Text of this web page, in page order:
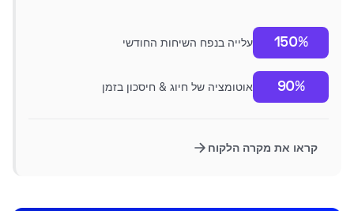
150% עלייה בנפח השיחות החודשי
90% אוטומציה של חיוג & חיסכון בזמן
קראו את מקרה הלקוח